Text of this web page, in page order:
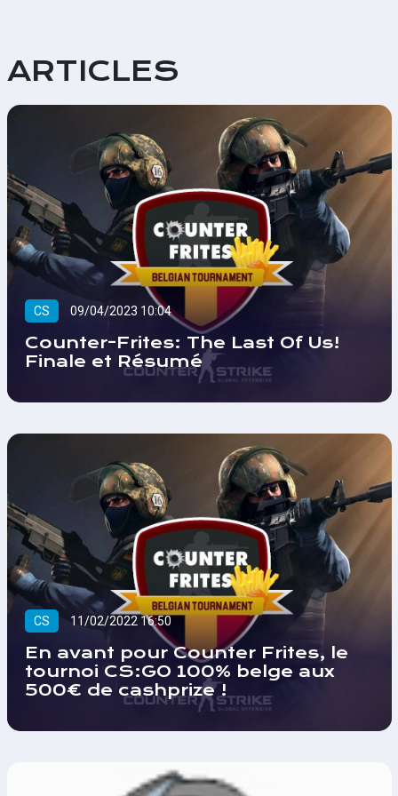
ARTICLES
CS 09/04/2023 10:04
Counter-Frites: The Last Of Us!
Finale et Résumé
CS 11/02/2022 16:50
En avant pour Counter Frites, le
tournoi CS:GO 100% belge aux
500€ de cashprize !